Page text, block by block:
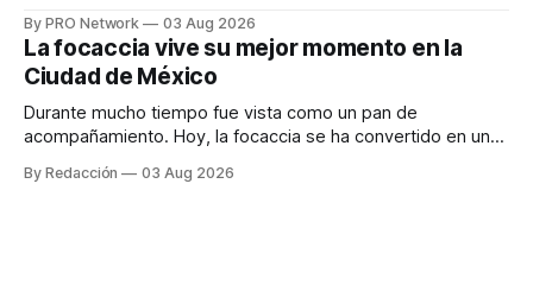
para los textos, alguien que supiera de publicidad digital
para encontrar prospectos, un vendedor para atender
llamadas y mensajes, y —con suerte— una persona
By PRO Network 03 Aug 2026
La focaccia vive su mejor momento en la
Ciudad de México
Durante mucho tiempo fue vista como un pan de
acompañamiento. Hoy, la focaccia se ha convertido en uno
artesanal, ingredientes de calidad y experiencias que
By Redacción 03 Aug 2026